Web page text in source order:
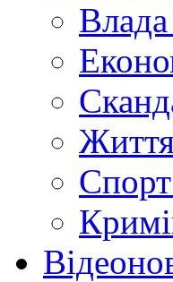
Влада
Життя
Спорт